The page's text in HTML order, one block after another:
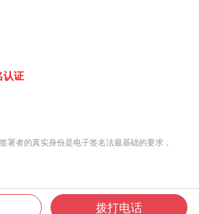
认证
署者的真实身份是电子签名法最基础的要求，
拨打电话